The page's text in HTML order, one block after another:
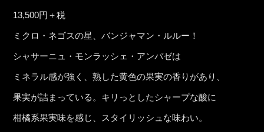
13,500円＋税
ミクロ・ネゴスの星、バンジャマン・ルルー！
シャサーニュ・モンラッシェ・アンバゼは
ミネラル感が強く、熟した黄色の果実の香りがあり、
果実が詰まっている。キリっとしたシャープな酸に
柑橘系果実味を感じ、スタイリッシュな味わい。